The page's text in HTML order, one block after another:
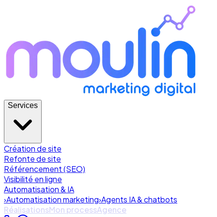
Services
Création de site
Refonte de site
Référencement (SEO)
Visibilité en ligne
Automatisation & IA
›Automatisation marketing›Agents IA & chatbots
RéalisationsMon processAgence